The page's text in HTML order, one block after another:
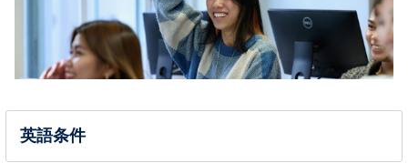
英語条件